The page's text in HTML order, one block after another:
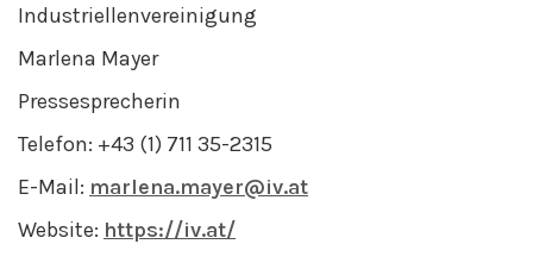
Industriellenvereinigung
Marlena Mayer
Pressesprecherin
Telefon: +43 (1) 711 35-2315
E-Mail: marlena.mayer@iv.at
Website: https://iv.at/